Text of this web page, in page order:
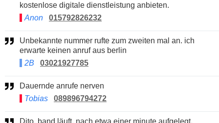
kostenlose digitale dienstleistung anbieten.
Anon
015792826232
Unbekannte nummer rufte zum zweiten mal an. ich
erwarte keinen anruf aus berlin
2B
03021927785
Dauernde anrufe nerven
Tobias
089896794272
Dito, band läuft, nach etwa einer minute aufgelegt.